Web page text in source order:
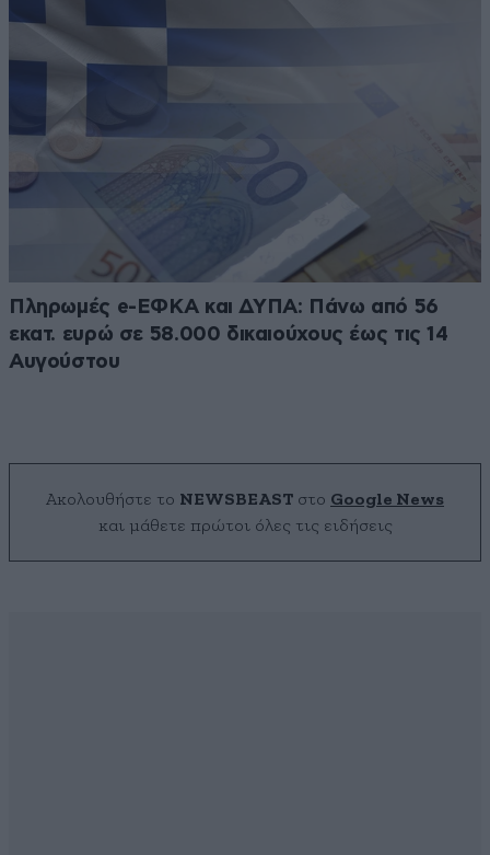
Πληρωμές e-ΕΦΚΑ και ΔΥΠΑ: Πάνω από 56
εκατ. ευρώ σε 58.000 δικαιούχους έως τις 14
Αυγούστου
Ακολουθήστε το NEWSBEAST στο Google News
και μάθετε πρώτοι όλες τις ειδήσεις